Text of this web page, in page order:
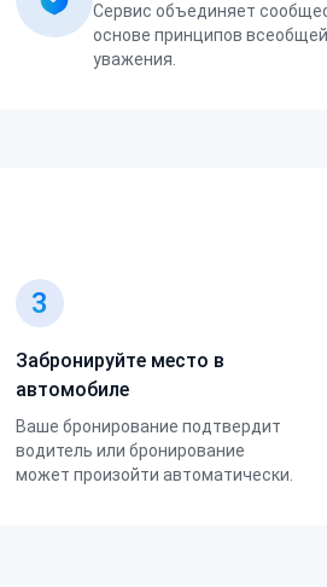
Сервис объединяет
основе принципов
уважения.
3
Забронируйте место в
автомобиле
Ваше бронирование подтвердит
водитель или бронирование
может произойти автоматически.